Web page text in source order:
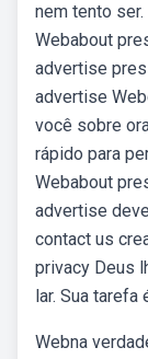
nem tento
Webabout
advertise
advertise
você sobre
rápido para
Webabout
advertise
contact us
privacy Deus
lar. Sua tarefa
Webna